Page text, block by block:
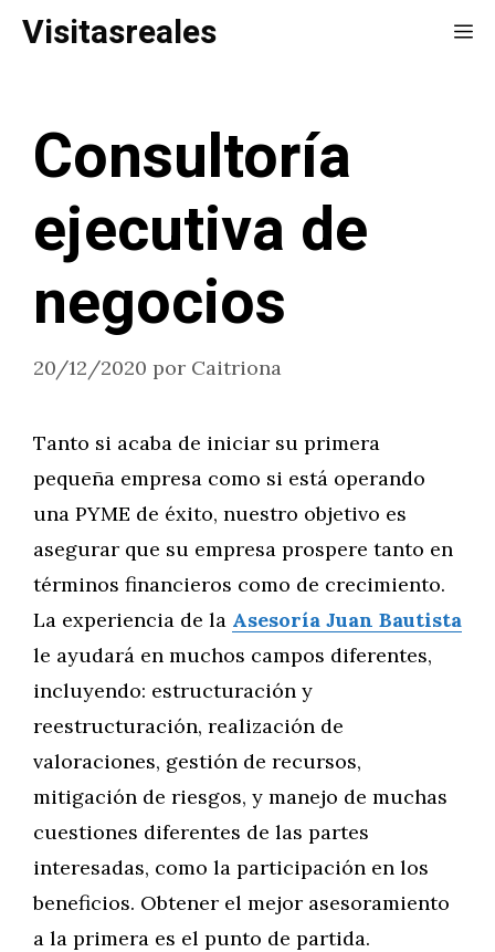
Saltar
Visitasreales
Consultoría
ejecutiva de
negocios
20/12/2020 por Caitriona
Tanto si acaba de iniciar su primera
pequeña empresa como si está operando
una PYME de éxito, nuestro objetivo es
asegurar que su empresa prospere tanto en
términos financieros como de crecimiento.
La experiencia de la Asesoría Juan Bautista
le ayudará en muchos campos diferentes,
incluyendo: estructuración y
reestructuración, realización de
valoraciones, gestión de recursos,
mitigación de riesgos, y manejo de muchas
cuestiones diferentes de las partes
interesadas, como la participación en los
beneficios. Obtener el mejor asesoramiento
a la primera es el punto de partida.